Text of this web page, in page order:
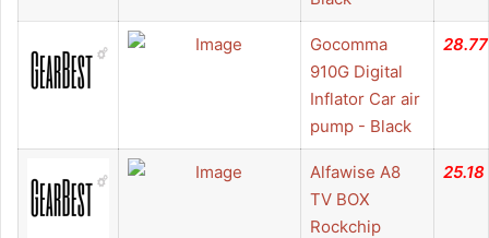
Gocomma
910G Digital
Inflator Car air
pump - Black
28.77
Alfawise A8
TV BOX
Rockchip
25.18